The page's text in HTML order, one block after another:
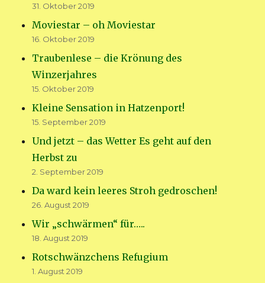
31. Oktober 2019
Moviestar – oh Moviestar
16. Oktober 2019
Traubenlese – die Krönung des
Winzerjahres
15. Oktober 2019
Kleine Sensation in Hatzenport!
15. September 2019
Und jetzt – das Wetter Es geht auf den
Herbst zu
2. September 2019
Da ward kein leeres Stroh gedroschen!
26. August 2019
Wir „schwärmen“ für…..
18. August 2019
Rotschwänzchens Refugium
1. August 2019